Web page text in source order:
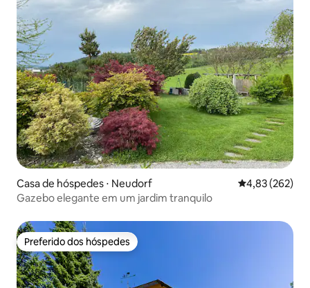
Casa de hóspedes ⋅ Neudorf 4,83 de uma
4,83 (262)
Gazebo elegante em um jardim tranquilo
Preferido dos hóspedes
Preferido dos hóspedes